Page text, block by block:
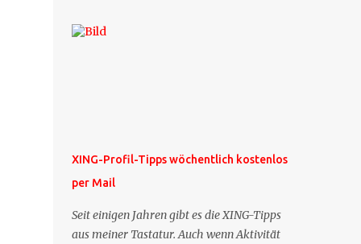
XING-Profil-Tipps wöchentlich kostenlos
per Mail
Seit einigen Jahren gibt es die XING-Tipps
aus meiner Tastatur. Auch wenn Aktivität